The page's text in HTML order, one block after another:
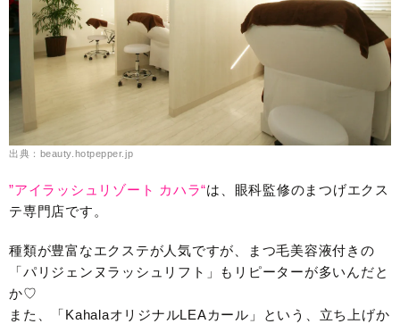
出典：beauty.hotpepper.jp
”アイラッシュリゾート カハラ“は、眼科監修のまつげエクス
テ専門店です。
種類が豊富なエクステが人気ですが、まつ毛美容液付きの
「パリジェンヌラッシュリフト」もリピーターが多いんだと
か♡
また、「KahalaオリジナルLEAカール」という、立ち上げか